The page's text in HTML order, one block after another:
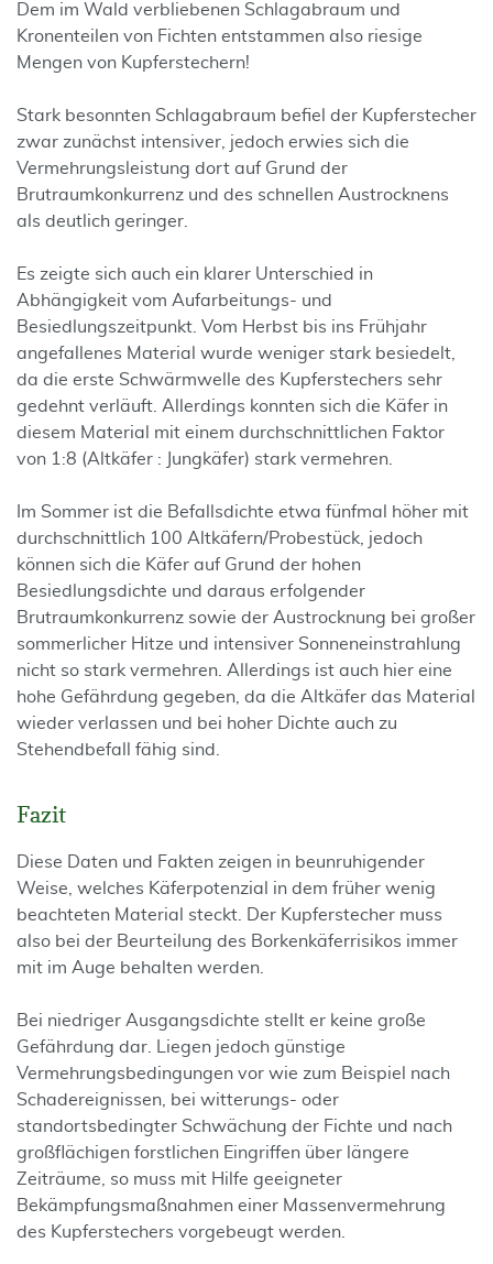
Dem im Wald verbliebenen Schlagabraum und
Kronenteilen von Fichten entstammen also riesige
Mengen von Kupferstechern!
Stark besonnten Schlagabraum befiel der Kupferstecher
zwar zunächst intensiver, jedoch erwies sich die
Vermehrungsleistung dort auf Grund der
Brutraumkonkurrenz und des schnellen Austrocknens
als deutlich geringer.
Es zeigte sich auch ein klarer Unterschied in
Abhängigkeit vom Aufarbeitungs- und
Besiedlungszeitpunkt. Vom Herbst bis ins Frühjahr
angefallenes Material wurde weniger stark besiedelt,
da die erste Schwärmwelle des Kupferstechers sehr
gedehnt verläuft. Allerdings konnten sich die Käfer in
diesem Material mit einem durchschnittlichen Faktor
von 1:8 (Altkäfer : Jungkäfer) stark vermehren.
Im Sommer ist die Befallsdichte etwa fünfmal höher mit
durchschnittlich 100 Altkäfern/Probestück, jedoch
können sich die Käfer auf Grund der hohen
Besiedlungsdichte und daraus erfolgender
Brutraumkonkurrenz sowie der Austrocknung bei großer
sommerlicher Hitze und intensiver Sonneneinstrahlung
nicht so stark vermehren. Allerdings ist auch hier eine
hohe Gefährdung gegeben, da die Altkäfer das Material
wieder verlassen und bei hoher Dichte auch zu
Stehendbefall fähig sind.
Fazit
Diese Daten und Fakten zeigen in beunruhigender
Weise, welches Käferpotenzial in dem früher wenig
beachteten Material steckt. Der Kupferstecher muss
also bei der Beurteilung des Borkenkäferrisikos immer
mit im Auge behalten werden.
Bei niedriger Ausgangsdichte stellt er keine große
Gefährdung dar. Liegen jedoch günstige
Vermehrungsbedingungen vor wie zum Beispiel nach
Schadereignissen, bei witterungs- oder
standortsbedingter Schwächung der Fichte und nach
großflächigen forstlichen Eingriffen über längere
Zeiträume, so muss mit Hilfe geeigneter
Bekämpfungsmaßnahmen einer Massenvermehrung
des Kupferstechers vorgebeugt werden.